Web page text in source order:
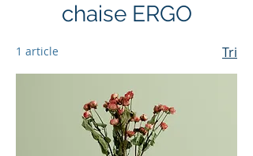
chaise ERGO
1 article Tri